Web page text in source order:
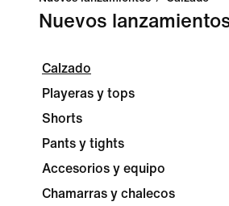
Nuevos
Calzado
Playeras y tops
Shorts
Pants y tights
Accesorios y equipo
Chamarras y chalecos